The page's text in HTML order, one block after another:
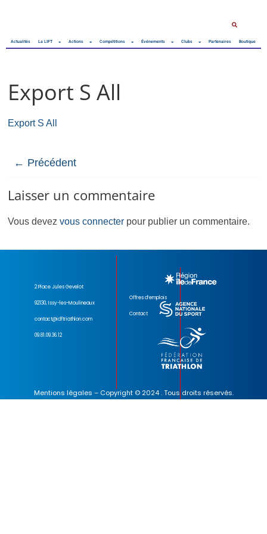
Actualités La LIFT Actions Compétitions Événements Clubs Partenaires Boutique
Export S All
Export S All
← Précédent
Laisser un commentaire
Vous devezvous connecter pour publier un commentaire.
2 Place Jules Gevelot
92130, Issy-les-Moulineaux
contact@idftriathlon.com
09.81.09.36.12
Offres d’emplois
Contact
Mentions légales – Copyright © 2024 . Tous droits réservés.